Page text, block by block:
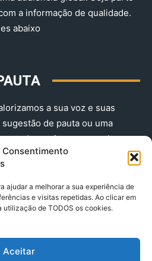
ajudar a melhorar a sua experiência de
e visitas repetidas. Ao clicar em
utilização de TODOS os cookies.
Aceitar
a informação de qualidade.
abaixo
a sua voz e suas
de pauta ou uma
envie-nos agora!